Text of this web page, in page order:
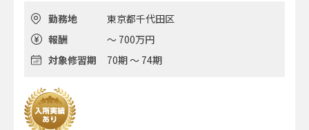
勤務地
東京都千代田区
報酬
～ 700万円
対象修習期
70期 ～ 74期